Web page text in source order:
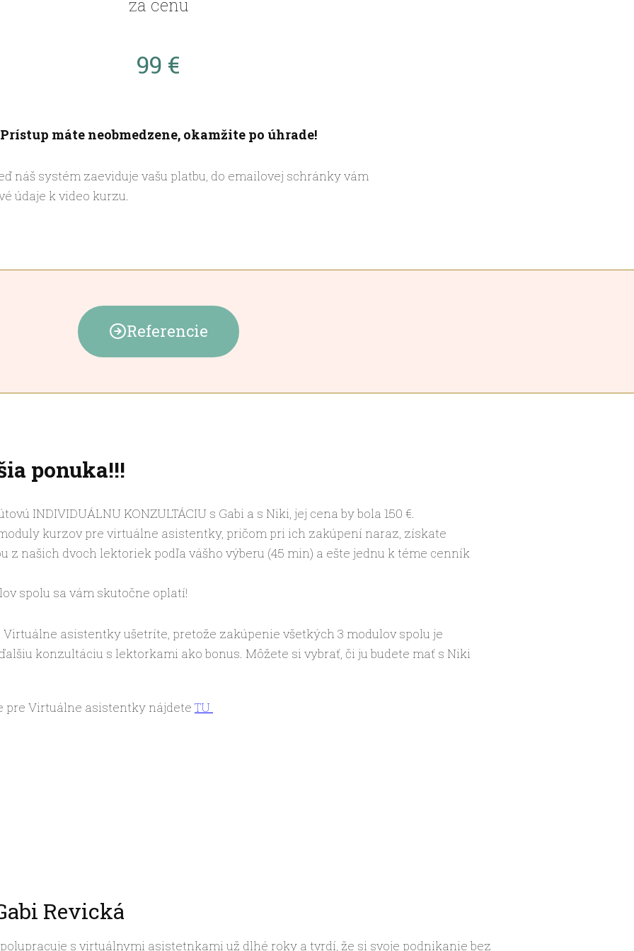
za cenu
99 €
Prístup máte neobmedzene, okamžite po úhrade!
náš systém zaeviduje vašu platbu, do emailovej schránky vám
údaje k video kurzu.
Referencie
ponuka!!!
INDIVIDUÁLNU KONZULTÁCIU s Gabi a s Niki, jej cena by bola 150 €.
kurzov pre virtuálne asistentky, pričom pri ich zakúpení naraz, získate
z našich dvoch lektoriek podľa vášho výberu (45 min) a ešte jednu k téme cenník
spolu sa vám skutočne oplatí!
asistentky ušetríte, pretože zakúpenie všetkých 3 modulov spolu je
konzultáciu s lektorkami ako bonus. Môžete si vybrať, či ju budete mať s Niki
Virtuálne asistentky nájdete TU
Revická
s virtuálnymi asistetnkami už dlhé roky a tvrdí, že si svoje podnikanie bez